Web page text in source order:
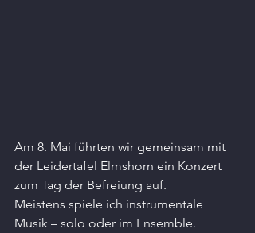
Am 8. Mai führten wir gemeinsam mit
der Leidertafel Elmshorn ein Konzert
zum Tag der Befreiung auf.
Meistens spiele ich instrumentale
Musik – solo oder im Ensemble.